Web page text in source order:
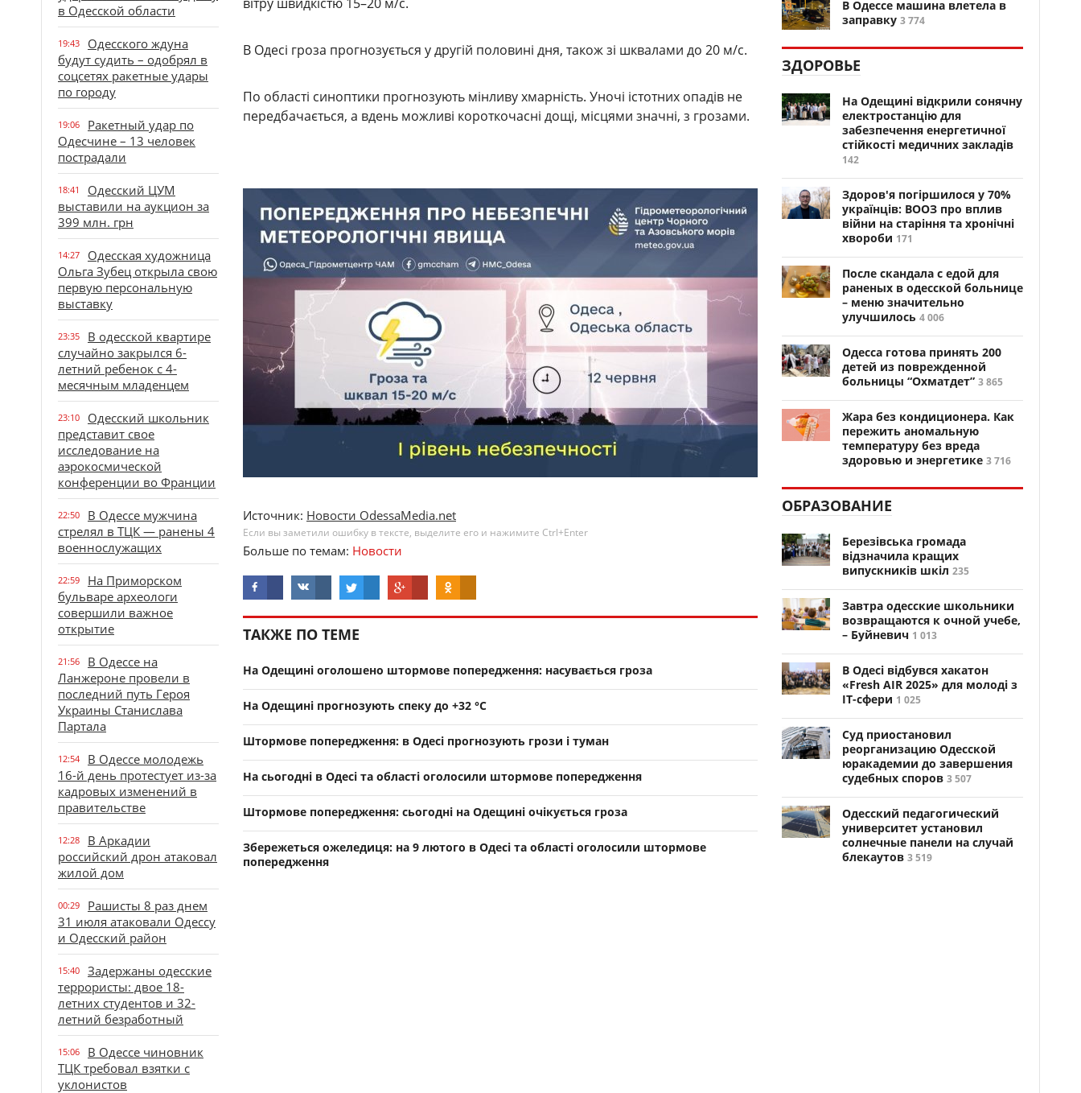
в Одесской области
19:43
Одесского ждуна
будут судить – одобрял в
соцсетях ракетные удары
по городу
19:06
Ракетный удар по
Одесчине – 13 человек
пострадали
18:41
Одесский ЦУМ
выставили на аукцион за
399 млн. грн
14:27
Одесская художница
Ольга Зубец открыла свою
первую персональную
выставку
23:35
В одесской квартире
случайно закрылся 6-
летний ребенок с 4-
месячным младенцем
23:10
Одесский школьник
представит свое
исследование на
аэрокосмической
конференции во Франции
22:50
В Одессе мужчина
стрелял в ТЦК — ранены 4
военнослужащих
22:59
На Приморском
бульваре археологи
совершили важное
открытие
21:56
В Одессе на
Ланжероне провели в
последний путь Героя
Украины Станислава
Партала
12:54
В Одессе молодежь
16-й день протестует из-за
кадровых изменений в
правительстве
12:28
В Аркадии
российский дрон атаковал
жилой дом
00:29
Рашисты 8 раз днем
31 июля атаковали Одессу
и Одесский район
15:40
Задержаны одесские
террористы: двое 18-
летних студентов и 32-
летний безработный
15:06
В Одессе чиновник
ТЦК требовал взятки с
уклонистов
В Одесі гроза прогнозується у другій половині дня, також зі шквалами до 20 м/с.
По області синоптики прогнозують мінливу хмарність. Уночі істотних опадів не
передбачається, а вдень можливі короткочасні дощі, місцями значні, з грозами.
Источник: Новости OdessaMedia.net
Если вы заметили ошибку в тексте, выделите его и нажимите Ctrl+Enter
Больше по темам: Новости
ТАКЖЕ ПО ТЕМЕ
На Одещині оголошено штормове попередження: насувається гроза
На Одещині прогнозують спеку до +32 °С
Штормове попередження: в Одесі прогнозують грози і туман
На сьогодні в Одесі та області оголосили штормове попередження
Штормове попередження: сьогодні на Одещині очікується гроза
Збережеться ожеледиця: на 9 лютого в Одесі та області оголосили штормове
попередження
В Одессе машина влетела в
заправку 3 774
ЗДОРОВЬЕ
На Одещині відкрили сонячну
електростанцію для
забезпечення енергетичної
стійкості медичних закладів
142
Здоров'я погіршилося у 70%
українців: ВООЗ про вплив
війни на старіння та хронічні
хвороби 171
После скандала с едой для
раненых в одесской больнице
– меню значительно
улучшилось 4 006
Одесса готова принять 200
детей из поврежденной
больницы “Охматдет” 3 865
Жара без кондиционера. Как
пережить аномальную
температуру без вреда
здоровью и энергетике 3 716
ОБРАЗОВАНИЕ
Березівська громада
відзначила кращих
випускників шкіл 235
Завтра одесские школьники
возвращаются к очной учебе,
– Буйневич 1 013
В Одесі відбувся хакатон
«Fresh AIR 2025» для молоді з
ІТ-сфери 1 025
Суд приостановил
реорганизацию Одесской
юракадемии до завершения
судебных споров 3 507
Одесский педагогический
университет установил
солнечные панели на случай
блекаутов 3 519